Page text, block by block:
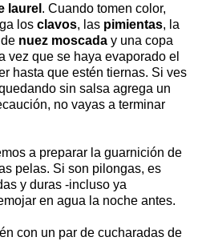
laurel . Cuando tomen color,
los clavos, las pimientas, la
nuez moscada y una copa
vez que se haya evaporado el
hasta que estén tiernas. Si ves
sin salsa agrega un
no vayas a terminar
a preparar la guarnición de
pelas. Si son pilongas, es
y duras -incluso ya
en agua la noche antes.
con un par de cucharadas de